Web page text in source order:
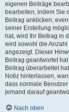
eigenen Beiträge
bearbeiten, indem Sie
Beitrag anklicken;
seiner Erstellung
hat, wird Ihr Beitrag in
wird sowohl die
angezeigt. Dieser
Beitrag geantwortet
Beitrag überarbeitet
Notiz hinterlassen,
dass normale
jemand darauf
Nach oben